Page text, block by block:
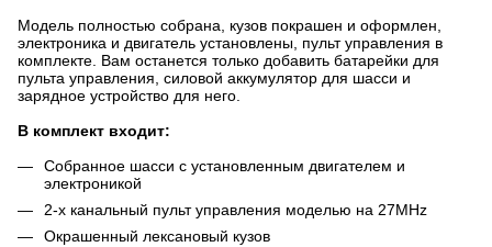
Модель полностью собрана, кузов покрашен и оформлен,
электроника и двигатель установлены, пульт управления в
комплекте. Вам останется только добавить батарейки для
пульта управления, силовой аккумулятор для шасси и
зарядное устройство для него.
В комплект входит:
Собранное шасси с установленным двигателем и
электроникой
2-х канальный пульт управления моделью на 27MHz
Окрашенный лексановый кузов